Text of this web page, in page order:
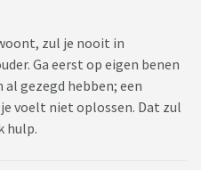
zul je nooit in
Ga eerst op eigen benen
gezegd hebben; een
voelt niet oplossen. Dat zul
hulp.